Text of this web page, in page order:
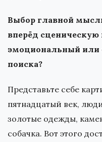
Выбор главной
вперёд
эмоциональный или
поиска?
Представьте себе
пятнадцатый век,
золотые одежды,
собачка. Вот этого